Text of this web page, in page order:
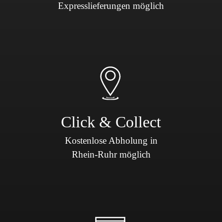
Expresslieferungen möglich
Click & Collect
Kostenlose Abholung in
Rhein-Ruhr möglich